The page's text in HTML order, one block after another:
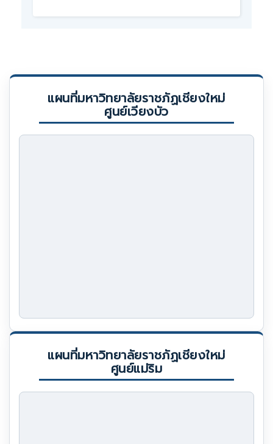
แผนที่มหาวิทยาลัยราชภัฏเชียงใหม่
ศูนย์เวียงบัว
แผนที่มหาวิทยาลัยราชภัฏเชียงใหม่
ศูนย์แม่ริม